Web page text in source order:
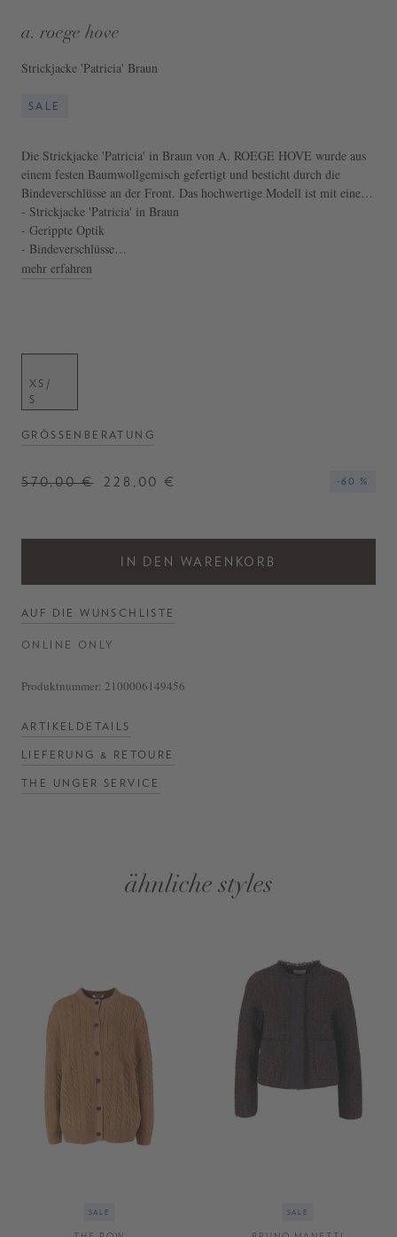
a. roege hove
Strickjacke 'Patricia' Braun
SALE
Die Strickjacke 'Patricia' in Braun von A. ROEGE HOVE wurde aus
einem festen Baumwollgemisch gefertigt und besticht durch die
Bindeverschlüsse an der Front. Das hochwertige Modell ist mit einem
Stehkragen, welcher sowohl als Rollkragen getragen werden
kann, versehen. Die transparente Optik rundet den Look stilvoll ab
und das Design lässt zu, dass der Cardigan sowohl rückwärts getragen
werden kann.
- Strickjacke 'Patricia' in Braun
- Gerippte Optik
- Bindeverschlüsse
- Cut-Outs
mehr erfahren
XS/
S
GRÖSSENBERATUNG
570,00 € 228,00 € -60 %
IN DEN WARENKORB
AUF DIE WUNSCHLISTE
ONLINE ONLY
Produktnummer: 2100006149456
ARTIKELDETAILS
LIEFERUNG & RETOURE
THE UNGER SERVICE
ähnliche styles
SALE SALE